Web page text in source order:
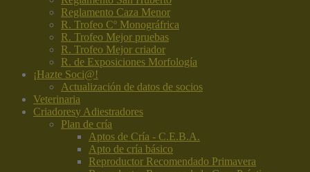
Reglamento Caza Menor
R. Trofeo Cº Monográfrica
R. Trofeo Mejor pruebas
R. Trofeo Mejor criador
R. de Exposiciones Morfología
¡Hazte Soci@!
Actualización de datos de socios
Veterinaria
Criadoresy Adiestradores
Plan de cría
Aptos de Cría - C.E.B.A.
Apto de cría básico
Reproductor Recomendado Primavera